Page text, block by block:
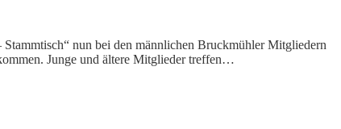
nun bei den männlichen Bruckmühler Mitgliedern
Junge und ältere Mitglieder treffen…